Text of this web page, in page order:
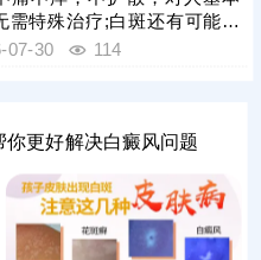
还原。
需特殊治疗;白斑还有可能是
这种皮肤病近年来的发病率
果准确、详细。确诊后结合
、成因针对治疗，避免病情
孩子带来负面影响。
07-30 114
你更好解决白癜风问题